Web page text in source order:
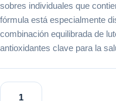
sobres individuales que
fórmula está especialmente
combinación equilibrada de
antioxidantes clave para la
Luteína